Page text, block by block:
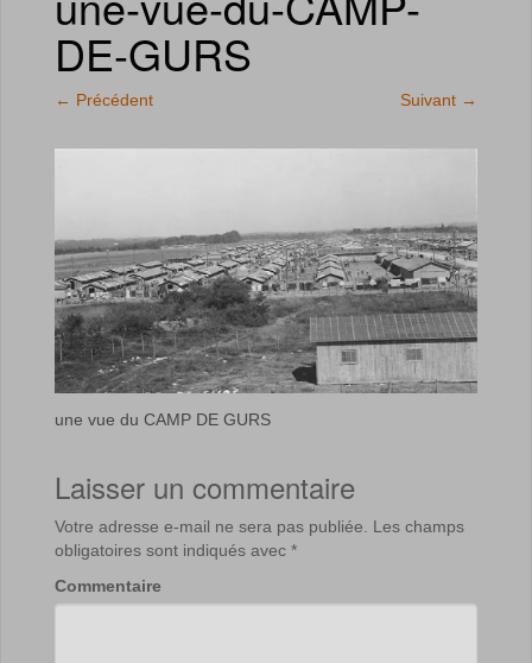
DE-GURS
← Précédent Suivant →
une vue du CAMP DE GURS
Laisser un commentaire
Votre adresse e-mail ne sera pas publiée.
Les champs
obligatoires sont indiqués avec *
Commentaire